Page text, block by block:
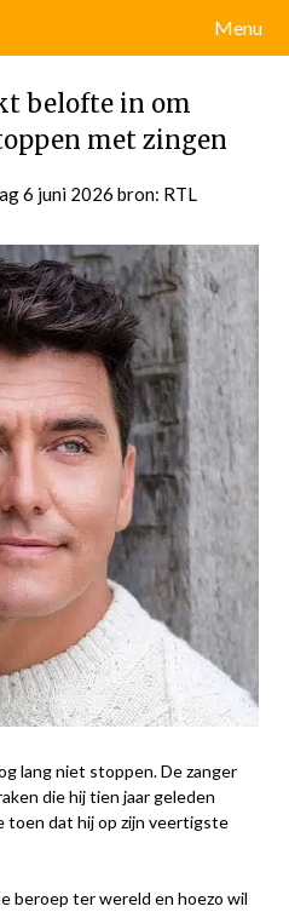
Menu
belofte in om
met zingen
6 juni 2026 door
bron: RTL
lang niet stoppen. De zanger
die hij tien jaar geleden
toen dat hij op zijn veertigste
beroep ter wereld en hoezo wil